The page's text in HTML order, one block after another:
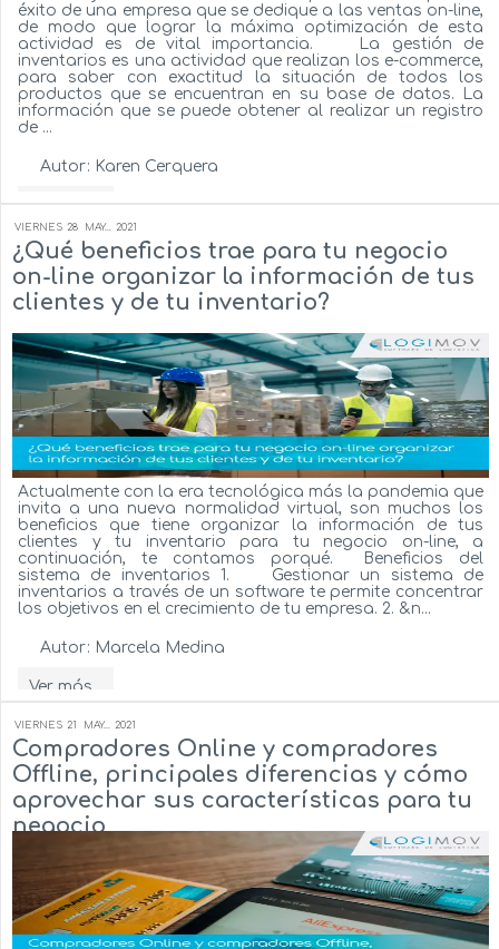
éxito de una empresa que se dedique a las ventas on-line,
de modo que lograr la máxima optimización de esta
actividad es de vital importancia. La gestión de
inventarios es una actividad que realizan los e-commerce,
para saber con exactitud la situación de todos los
productos que se encuentran en su base de datos. La
información que se puede obtener al realizar un registro
de ...
Autor: Karen Cerquera
VIERNES 28 MAY... 2021
¿Qué beneficios trae para tu negocio
on-line organizar la información de tus
clientes y de tu inventario?
Actualmente con la era tecnológica más la pandemia que
invita a una nueva normalidad virtual, son muchos los
beneficios que tiene organizar la información de tus
clientes y tu inventario para tu negocio on-line, a
continuación, te contamos porqué. Beneficios del
sistema de inventarios 1. Gestionar un sistema de
inventarios a través de un software te permite concentrar
los objetivos en el crecimiento de tu empresa. 2. &n...
Autor: Marcela Medina
Ver más...
VIERNES 21 MAY... 2021
Compradores Online y compradores
Offline, principales diferencias y cómo
aprovechar sus características para tu
negocio